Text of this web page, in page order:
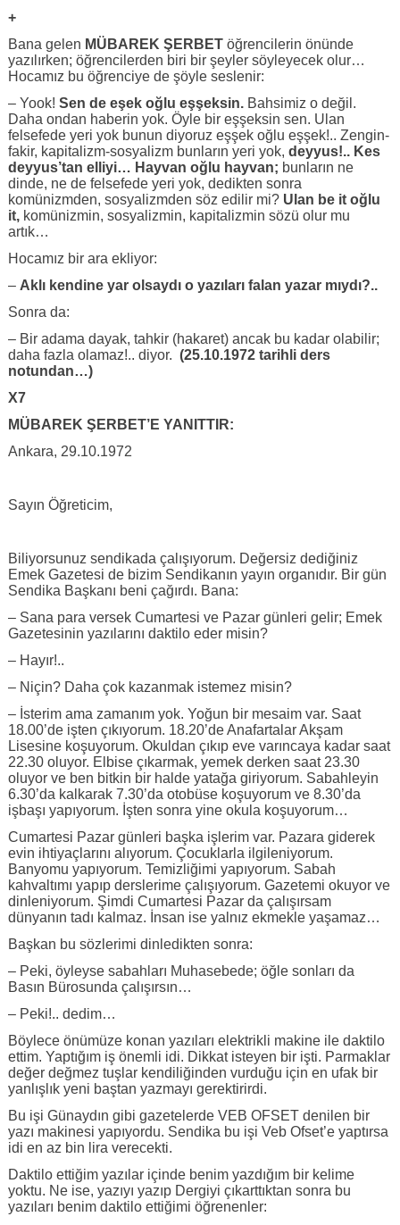
+
Bana gelen MÜBAREK ŞERBET öğrencilerin önünde
yazılırken; öğrencilerden biri bir şeyler söyleyecek olur…
Hocamız bu öğrenciye de şöyle seslenir:
– Yook!Sen de eşek oğlu eşşeksin. Bahsimiz o değil.
Daha ondan haberin yok. Öyle bir eşşeksin sen. Ulan
felsefede yeri yok bunun diyoruz eşşek oğlu eşşek!.. Zengin-
fakir, kapitalizm-sosyalizm bunların yeri yok,deyyus!.. Kes
deyyus’tan elliyi… Hayvan oğlu hayvan; bunların ne
dinde, ne de felsefede yeri yok, dedikten sonra
komünizmden, sosyalizmden söz edilir mi? Ulan be it oğlu
it, komünizmin, sosyalizmin, kapitalizmin sözü olur mu
artık…
Hocamız bir ara ekliyor:
–Aklı kendine yar olsaydı o yazıları falan yazar mıydı?..
Sonra da:
– Bir adama dayak, tahkir (hakaret) ancak bu kadar olabilir;
daha fazla olamaz!.. diyor.(25.10.1972 tarihli ders
notundan…)
X7
MÜBAREK ŞERBET’E YANITTIR:
Ankara, 29.10.1972
Sayın Öğreticim,
Biliyorsunuz sendikada çalışıyorum. Değersiz dediğiniz
Emek Gazetesi de bizim Sendikanın yayın organıdır. Bir gün
Sendika Başkanı beni çağırdı. Bana:
– Sana para versek Cumartesi ve Pazar günleri gelir; Emek
Gazetesinin yazılarını daktilo eder misin?
– Hayır!..
– Niçin? Daha çok kazanmak istemez misin?
– İsterim ama zamanım yok. Yoğun bir mesaim var. Saat
18.00’de işten çıkıyorum. 18.20’de Anafartalar Akşam
Lisesine koşuyorum. Okuldan çıkıp eve varıncaya kadar saat
22.30 oluyor. Elbise çıkarmak, yemek derken saat 23.30
oluyor ve ben bitkin bir halde yatağa giriyorum. Sabahleyin
6.30’da kalkarak 7.30’da otobüse koşuyorum ve 8.30’da
işbaşı yapıyorum. İşten sonra yine okula koşuyorum…
Cumartesi Pazar günleri başka işlerim var. Pazara giderek
evin ihtiyaçlarını alıyorum. Çocuklarla ilgileniyorum.
Banyomu yapıyorum. Temizliğimi yapıyorum. Sabah
kahvaltımı yapıp derslerime çalışıyorum. Gazetemi okuyor ve
dinleniyorum. Şimdi Cumartesi Pazar da çalışırsam
dünyanın tadı kalmaz. İnsan ise yalnız ekmekle yaşamaz…
Başkan bu sözlerimi dinledikten sonra:
– Peki, öyleyse sabahları Muhasebede; öğle sonları da
Basın Bürosunda çalışırsın…
– Peki!.. dedim…
Böylece önümüze konan yazıları elektrikli makine ile daktilo
ettim. Yaptığım iş önemli idi. Dikkat isteyen bir işti. Parmaklar
değer değmez tuşlar kendiliğinden vurduğu için en ufak bir
yanlışlık yeni baştan yazmayı gerektirirdi.
Bu işi Günaydın gibi gazetelerde VEB OFSET denilen bir
yazı makinesi yapıyordu. Sendika bu işi Veb Ofset’e yaptırsa
idi en az bin lira verecekti.
Daktilo ettiğim yazılar içinde benim yazdığım bir kelime
yoktu. Ne ise, yazıyı yazıp Dergiyi çıkarttıktan sonra bu
yazıları benim daktilo ettiğimi öğrenenler: